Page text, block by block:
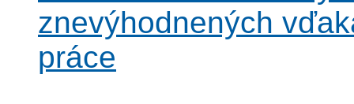
znevýhodnených
práce